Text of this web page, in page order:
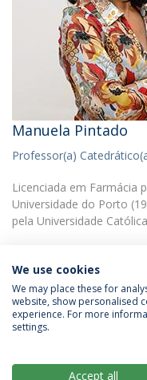
Manuela Pintado
Professor(a)
Licenciada em Farmácia
Universidade do Porto
pela Universidade
Política de
We use cookies
We may place these for
website, show personalised
experience. For more
settings.
Accept all